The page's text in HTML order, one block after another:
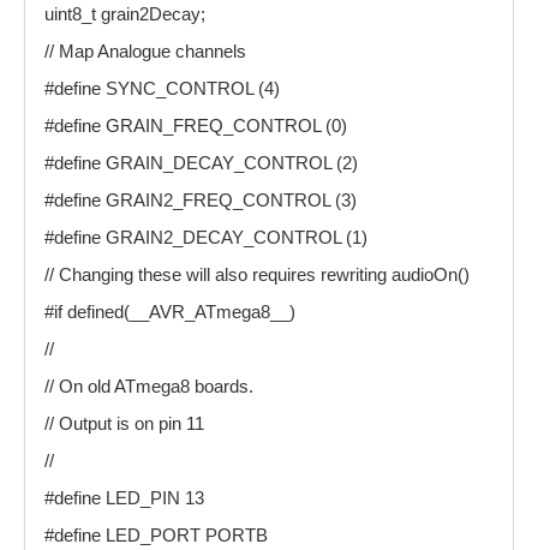
uint8_t grain2Decay;
// Map Analogue channels
#define SYNC_CONTROL (4)
#define GRAIN_FREQ_CONTROL (0)
#define GRAIN_DECAY_CONTROL (2)
#define GRAIN2_FREQ_CONTROL (3)
#define GRAIN2_DECAY_CONTROL (1)
// Changing these will also requires rewriting audioOn()
#if defined(__AVR_ATmega8__)
//
// On old ATmega8 boards.
// Output is on pin 11
//
#define LED_PIN 13
#define LED_PORT PORTB